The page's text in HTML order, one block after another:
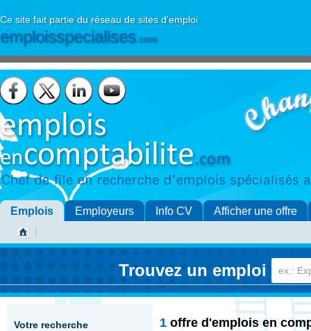
Ce site fait partie du réseau de sites d'emploi
emploisspecialises.com
Emplois Employeurs Info CV Afficher une offre
Trouvez un emploi
Votre recherche 1 offre d'emplois en